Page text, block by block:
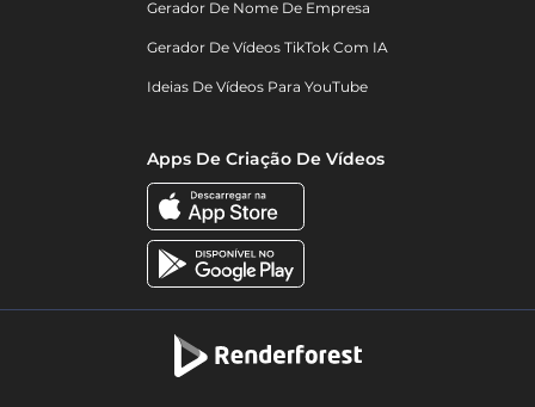
Gerador De Nome De Empresa
Gerador De Vídeos TikTok Com IA
Ideias De Vídeos Para YouTube
Apps De Criação De Vídeos